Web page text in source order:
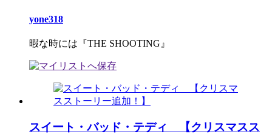
yone318
暇な時には『THE SHOOTING』
スイート・バッド・テディ 【クリスマスス